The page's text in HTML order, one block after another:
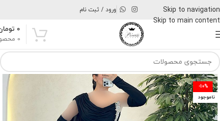
Skip to navigation
Skip to main content
ورود / ثبت نام
0
۰
-10%
ناموجود